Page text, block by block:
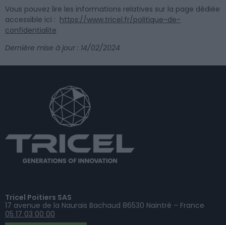
Vous pouvez lire les informations relatives sur la page dédiée
accessible ici : https://www.tricel.fr/politique-de-
confidentialite
Dernière mise à jour : 14/02/2024
Tricel Poitiers SAS
17 avenue de la Naurais Bachaud 86530 Naintré – France
05 17 03 00 00